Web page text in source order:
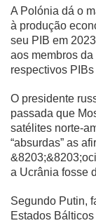
A Polónia dá o
à produção
seu PIB em
aos membros
respectivos
O presidente
passada que
satélites norte-
“absurdas” as
a Ucrânia fosse
Segundo Putin,
Estados